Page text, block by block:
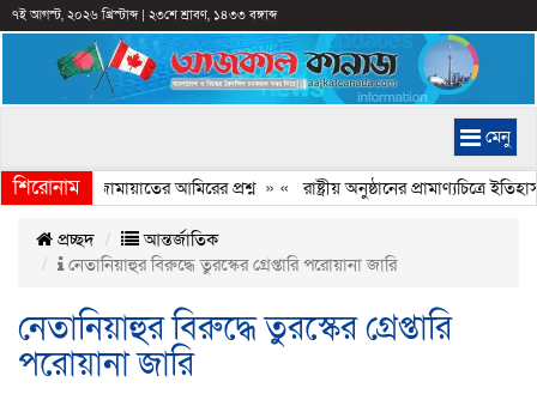
৭ই আগস্ট, ২০২৬ খ্রিস্টাব্দ| ২৩শে শ্রাবণ, ১৪৩৩ বঙ্গাব্দ
মেনু
শিরোনাম
কেন, জামায়াতের আমিরের প্রশ্ন» « রাষ্ট্রীয় অনুষ্ঠানের প্রামাণ্যচিত্রে
প্রচ্ছদ
আন্তর্জাতিক
নেতানিয়াহুর বিরুদ্ধে তুরস্কের গ্রেপ্তারি পরোয়ানা জারি
নেতানিয়াহুর বিরুদ্ধে তুরস্কের গ্রেপ্তারি
পরোয়ানা জারি